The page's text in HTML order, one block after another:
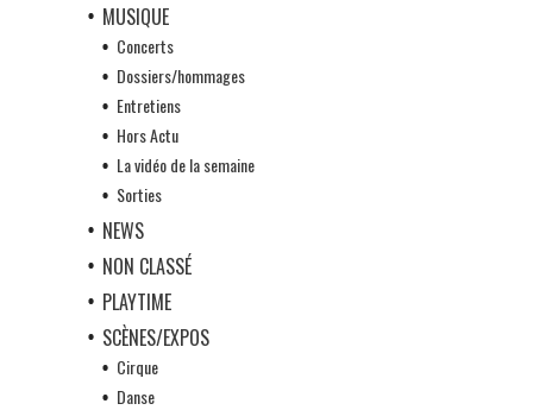
MUSIQUE
Concerts
Dossiers/hommages
Entretiens
Hors Actu
La vidéo de la semaine
Sorties
NEWS
NON CLASSÉ
PLAYTIME
SCÈNES/EXPOS
Cirque
Danse